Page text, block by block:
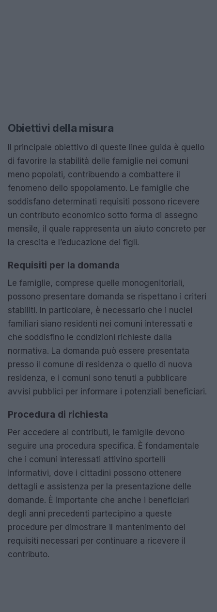
Obiettivi della misura
Il principale obiettivo di queste linee guida è quello
di favorire la stabilità delle famiglie nei comuni
meno popolati, contribuendo a combattere il
fenomeno dello spopolamento. Le famiglie che
soddisfano determinati requisiti possono ricevere
un contributo economico sotto forma di assegno
mensile, il quale rappresenta un aiuto concreto per
la crescita e l’educazione dei figli.
Requisiti per la domanda
Le famiglie, comprese quelle monogenitoriali,
possono presentare domanda se rispettano i criteri
stabiliti. In particolare, è necessario che i nuclei
familiari siano residenti nei comuni interessati e
che soddisfino le condizioni richieste dalla
normativa. La domanda può essere presentata
presso il comune di residenza o quello di nuova
residenza, e i comuni sono tenuti a pubblicare
avvisi pubblici per informare i potenziali beneficiari.
Procedura di richiesta
Per accedere ai contributi, le famiglie devono
seguire una procedura specifica. È fondamentale
che i comuni interessati attivino sportelli
informativi, dove i cittadini possono ottenere
dettagli e assistenza per la presentazione delle
domande. È importante che anche i beneficiari
degli anni precedenti partecipino a queste
procedure per dimostrare il mantenimento dei
requisiti necessari per continuare a ricevere il
contributo.